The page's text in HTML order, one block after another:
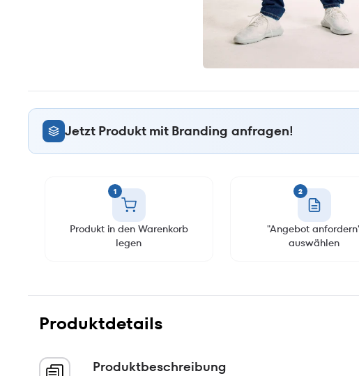
Jetzt Produkt mit Branding anfragen!
1
Produkt in den Warenkorb
legen
2
"Angebot
auswählen
Produktdetails
Produktbeschreibung